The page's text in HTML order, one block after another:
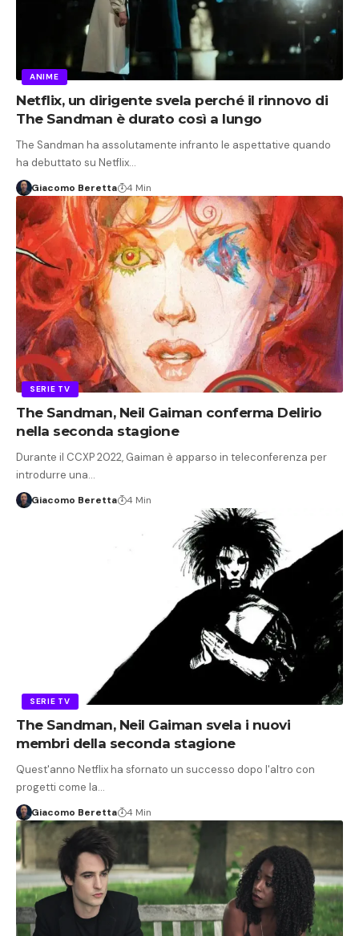
ANIME
Netflix, un dirigente svela perché il rinnovo di
The Sandman è durato così a lungo
The Sandman ha assolutamente infranto le aspettative quando
ha debuttato su Netflix…
Giacomo Beretta 4 Min
SERIE TV
The Sandman, Neil Gaiman conferma Delirio
nella seconda stagione
Durante il CCXP 2022, Gaiman è apparso in teleconferenza per
introdurre una…
Giacomo Beretta 4 Min
SERIE TV
The Sandman, Neil Gaiman svela i nuovi
membri della seconda stagione
Quest'anno Netflix ha sfornato un successo dopo l'altro con
progetti come la…
Giacomo Beretta 4 Min